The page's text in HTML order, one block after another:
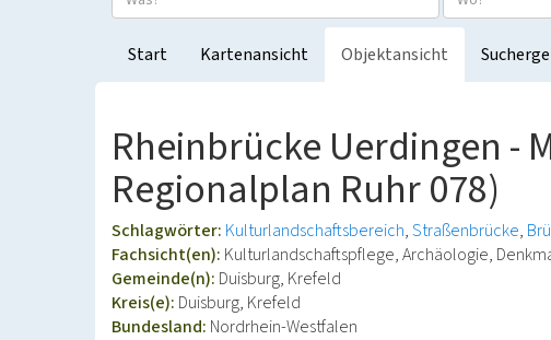
Start Kartenansicht Objektansicht
Rheinbrücke Uerdingen -
Regionalplan Ruhr 078)
Schlagwörter: Kulturlandschaftsbereich Straßenbrücke
Fachsicht(en): Kulturlandschaftspflege, Archäologie,
Gemeinde(n): Duisburg, Krefeld
Kreis(e): Duisburg, Krefeld
Bundesland: Nordrhein-Westfalen